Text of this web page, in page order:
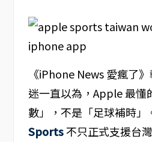
《iPhone News 愛瘋了
迷一直以為，Apple 最懂
數」，不是「足球補時
Sports不只正式支援台